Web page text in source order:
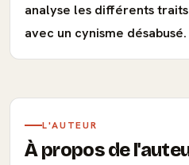
analyse les différents
avec un cynisme désabusé.
L'AUTEUR
À propos de